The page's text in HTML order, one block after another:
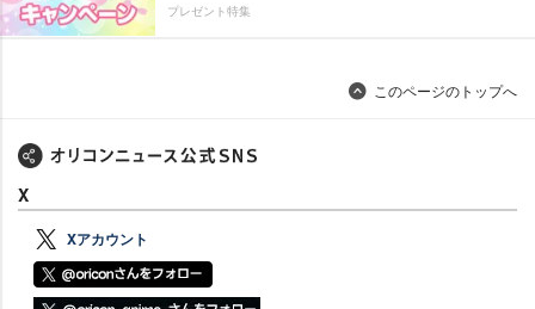
プレゼント特集
このページのトップへ
X
Xアカウント